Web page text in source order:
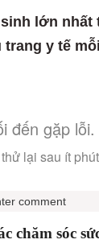
lớn
trang y tế
comment
chăm sóc